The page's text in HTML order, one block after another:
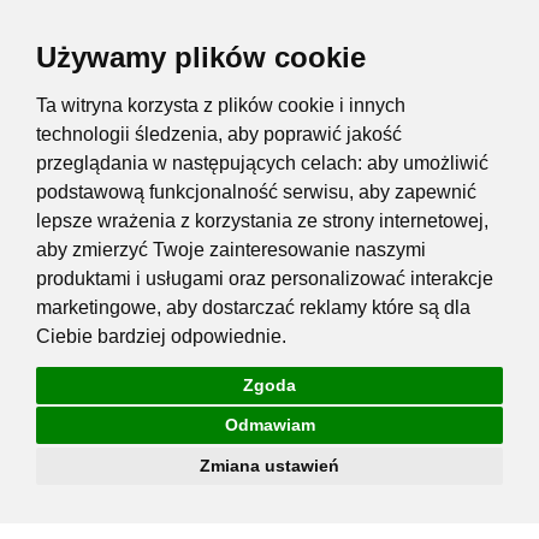
Używamy plików cookie
Ta witryna korzysta z plików cookie i innych
technologii śledzenia, aby poprawić jakość
przeglądania w następujących celach: aby umożliwić
podstawową funkcjonalność serwisu, aby zapewnić
lepsze wrażenia z korzystania ze strony internetowej,
aby zmierzyć Twoje zainteresowanie naszymi
produktami i usługami oraz personalizować interakcje
marketingowe, aby dostarczać reklamy które są dla
Ciebie bardziej odpowiednie.
Zgoda
Odmawiam
Zmiana ustawień